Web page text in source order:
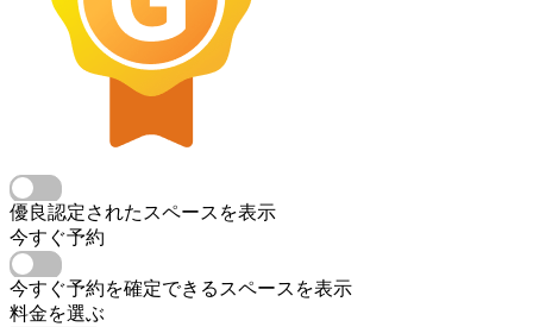
優良認定されたスペースを表示
今すぐ予約
今すぐ予約を確定できるスペースを表示
料金を選ぶ